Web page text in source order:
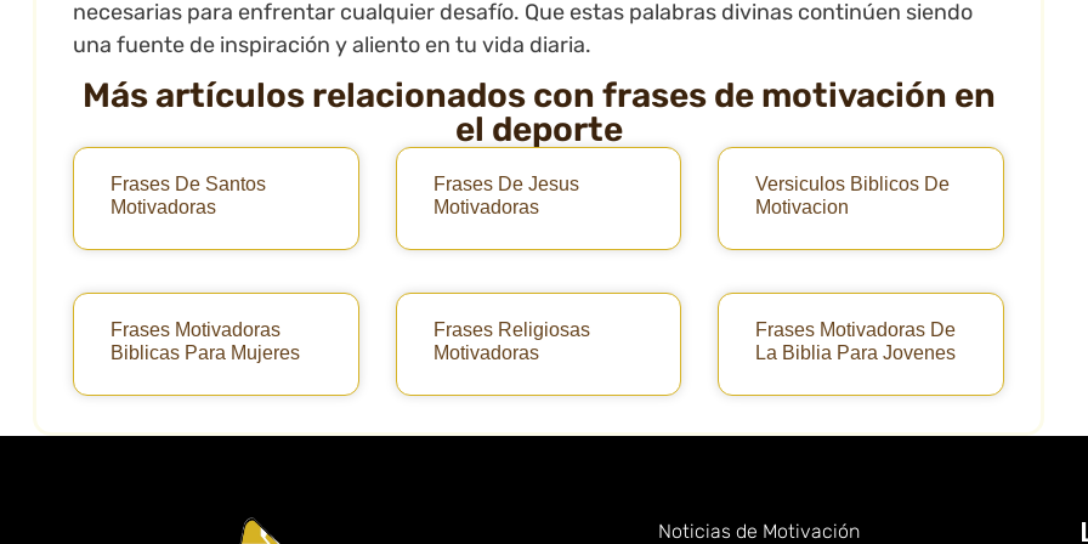
necesarias para enfrentar cualquier desafío. Que estas palabras divinas continúen siendo
una fuente de inspiración y aliento en tu vida diaria.
Más artículos relacionados con frases de motivación en
el deporte
Frases De Santos
Motivadoras
Frases De Jesus
Motivadoras
Versiculos Biblicos De
Motivacion
Frases Motivadoras
Biblicas Para Mujeres
Frases Religiosas
Motivadoras
Frases Motivadoras De
La Biblia Para Jovenes
Noticias de Motivación